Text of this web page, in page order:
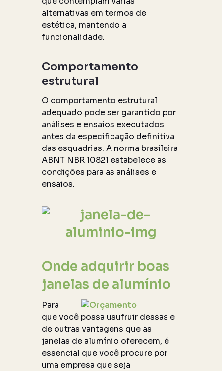
alternativas em termos de
estética, mantendo a
funcionalidade.
Comportamento
estrutural
O comportamento estrutural
adequado pode ser garantido por
análises e ensaios executados
antes da especificação definitiva
das esquadrias. A norma brasileira
ABNT NBR 10821 estabelece as
condições para as análises e
ensaios.
Onde adquirir boas
janelas de alumínio
Para
que você possa usufruir dessas e
de outras vantagens que as
janelas de alumínio oferecem, é
essencial que você procure por
uma empresa que seja